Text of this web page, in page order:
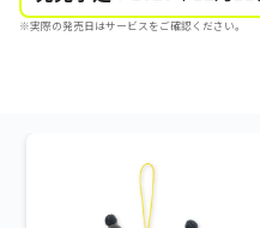
※実際の発売日はサービスをご確認ください。